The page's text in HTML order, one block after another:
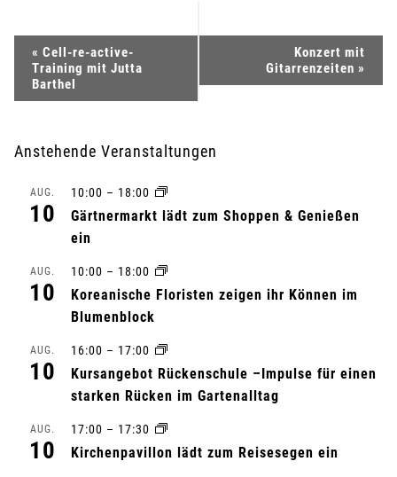
a
« Cell-re-active-
Training mit Jutta
Barthel
Konzert mit
Gitarrenzeiten »
Anstehende Veranstaltungen
AUG.
10
10:00 – 18:00
Gärtnermarkt lädt zum Shoppen & Genießen
ein
AUG.
10
10:00 – 18:00
Koreanische Floristen zeigen ihr Können im
Blumenblock
AUG.
10
16:00 – 17:00
Kursangebot Rückenschule –Impulse für einen
starken Rücken im Gartenalltag
AUG.
10
17:00 – 17:30
Kirchenpavillon lädt zum Reisesegen ein